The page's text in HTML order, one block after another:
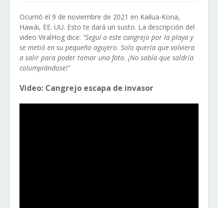
Ocurrió el 9 de noviembre de 2021 en Kailua-Kona,
Hawái, EE. UU. Esto te dará un susto. La descripción del
video ViralHog dice: "Seguí a este cangrejo por la playa y
se metió en su pequeño agujero. Solo quería que volviera
a salir para poder tomar una foto. ¡No sabía que saldría
columpiándose!"
Video: Cangrejo escapa de invasor